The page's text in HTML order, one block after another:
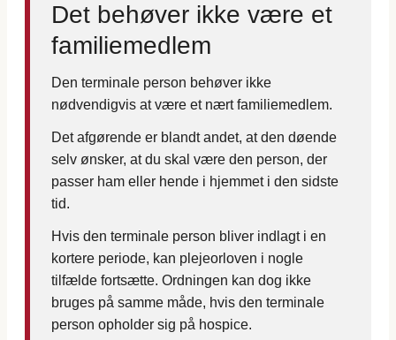
Det behøver ikke være et
familiemedlem
Den terminale person behøver ikke
nødvendigvis at være et nært familiemedlem.
Det afgørende er blandt andet, at den døende
selv ønsker, at du skal være den person, der
passer ham eller hende i hjemmet i den sidste
tid.
Hvis den terminale person bliver indlagt i en
kortere periode, kan plejeorloven i nogle
tilfælde fortsætte. Ordningen kan dog ikke
bruges på samme måde, hvis den terminale
person opholder sig på hospice.